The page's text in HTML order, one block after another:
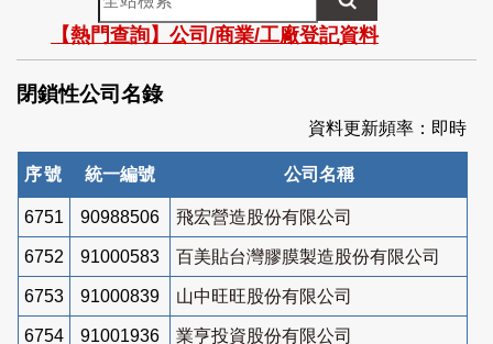
站
檢
索
【熱門查詢】公司/商業/工廠登記資料
閉鎖性公司名錄
資料更新頻率：即時
序號 統一編號 公司名稱
6751 90988506 飛宏營造股份有限公司
6752 91000583 百美貼台灣膠膜製造股份有限公司
6753 91000839 山中旺旺股份有限公司
6754 91001936 業亨投資股份有限公司